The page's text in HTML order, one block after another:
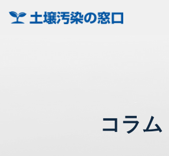
コラム